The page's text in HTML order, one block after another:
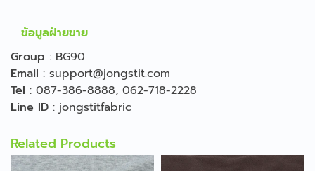
ข้อมูลฝ่ายขาย
Group : BG90
Email : support@jongstit.com
Tel : 087-386-8888, 062-718-2228
Line ID : jongstitfabric
Related Products